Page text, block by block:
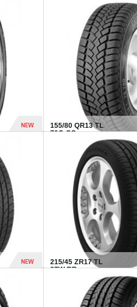
NEW
1 182 Dhs
155/80 QR13 TL
79Q CO...
NEW
837 Dhs
215/45 ZR17 TL
87W BR...